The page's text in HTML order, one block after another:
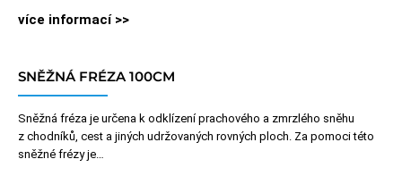
více informací >>
SNĚŽNÁ FRÉZA 100CM
Sněžná fréza je určena k odklízení prachového a zmrzlého sněhu
z chodníků, cest a jiných udržovaných rovných ploch. Za pomoci této
sněžné frézy je…